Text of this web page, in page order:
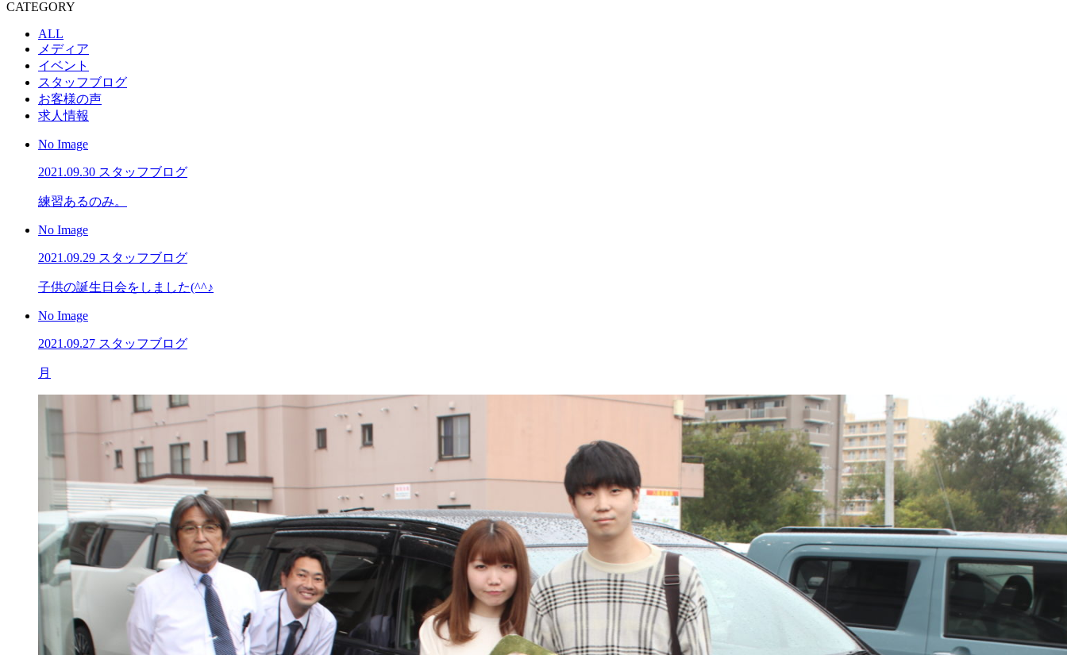
CATEGORY
ALL
メディア
イベント
スタッフブログ
お客様の声
求人情報
No Image
2021.09.30 スタッフブログ
練習あるのみ。
No Image
2021.09.29 スタッフブログ
子供の誕生日会をしました(^^♪
No Image
2021.09.27 スタッフブログ
月